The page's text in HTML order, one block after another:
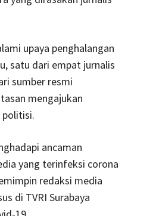
upaya penghalangan
satu dari empat jurnalis
sumber resmi
mengajukan
politisi.
ancaman
yang terinfeksi corona
redaksi media
di TVRI Surabaya